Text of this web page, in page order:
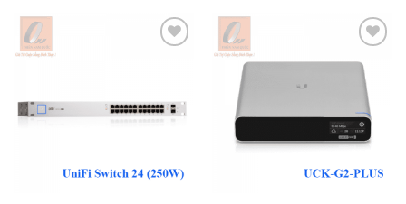
wishlist
Add to
wishlist